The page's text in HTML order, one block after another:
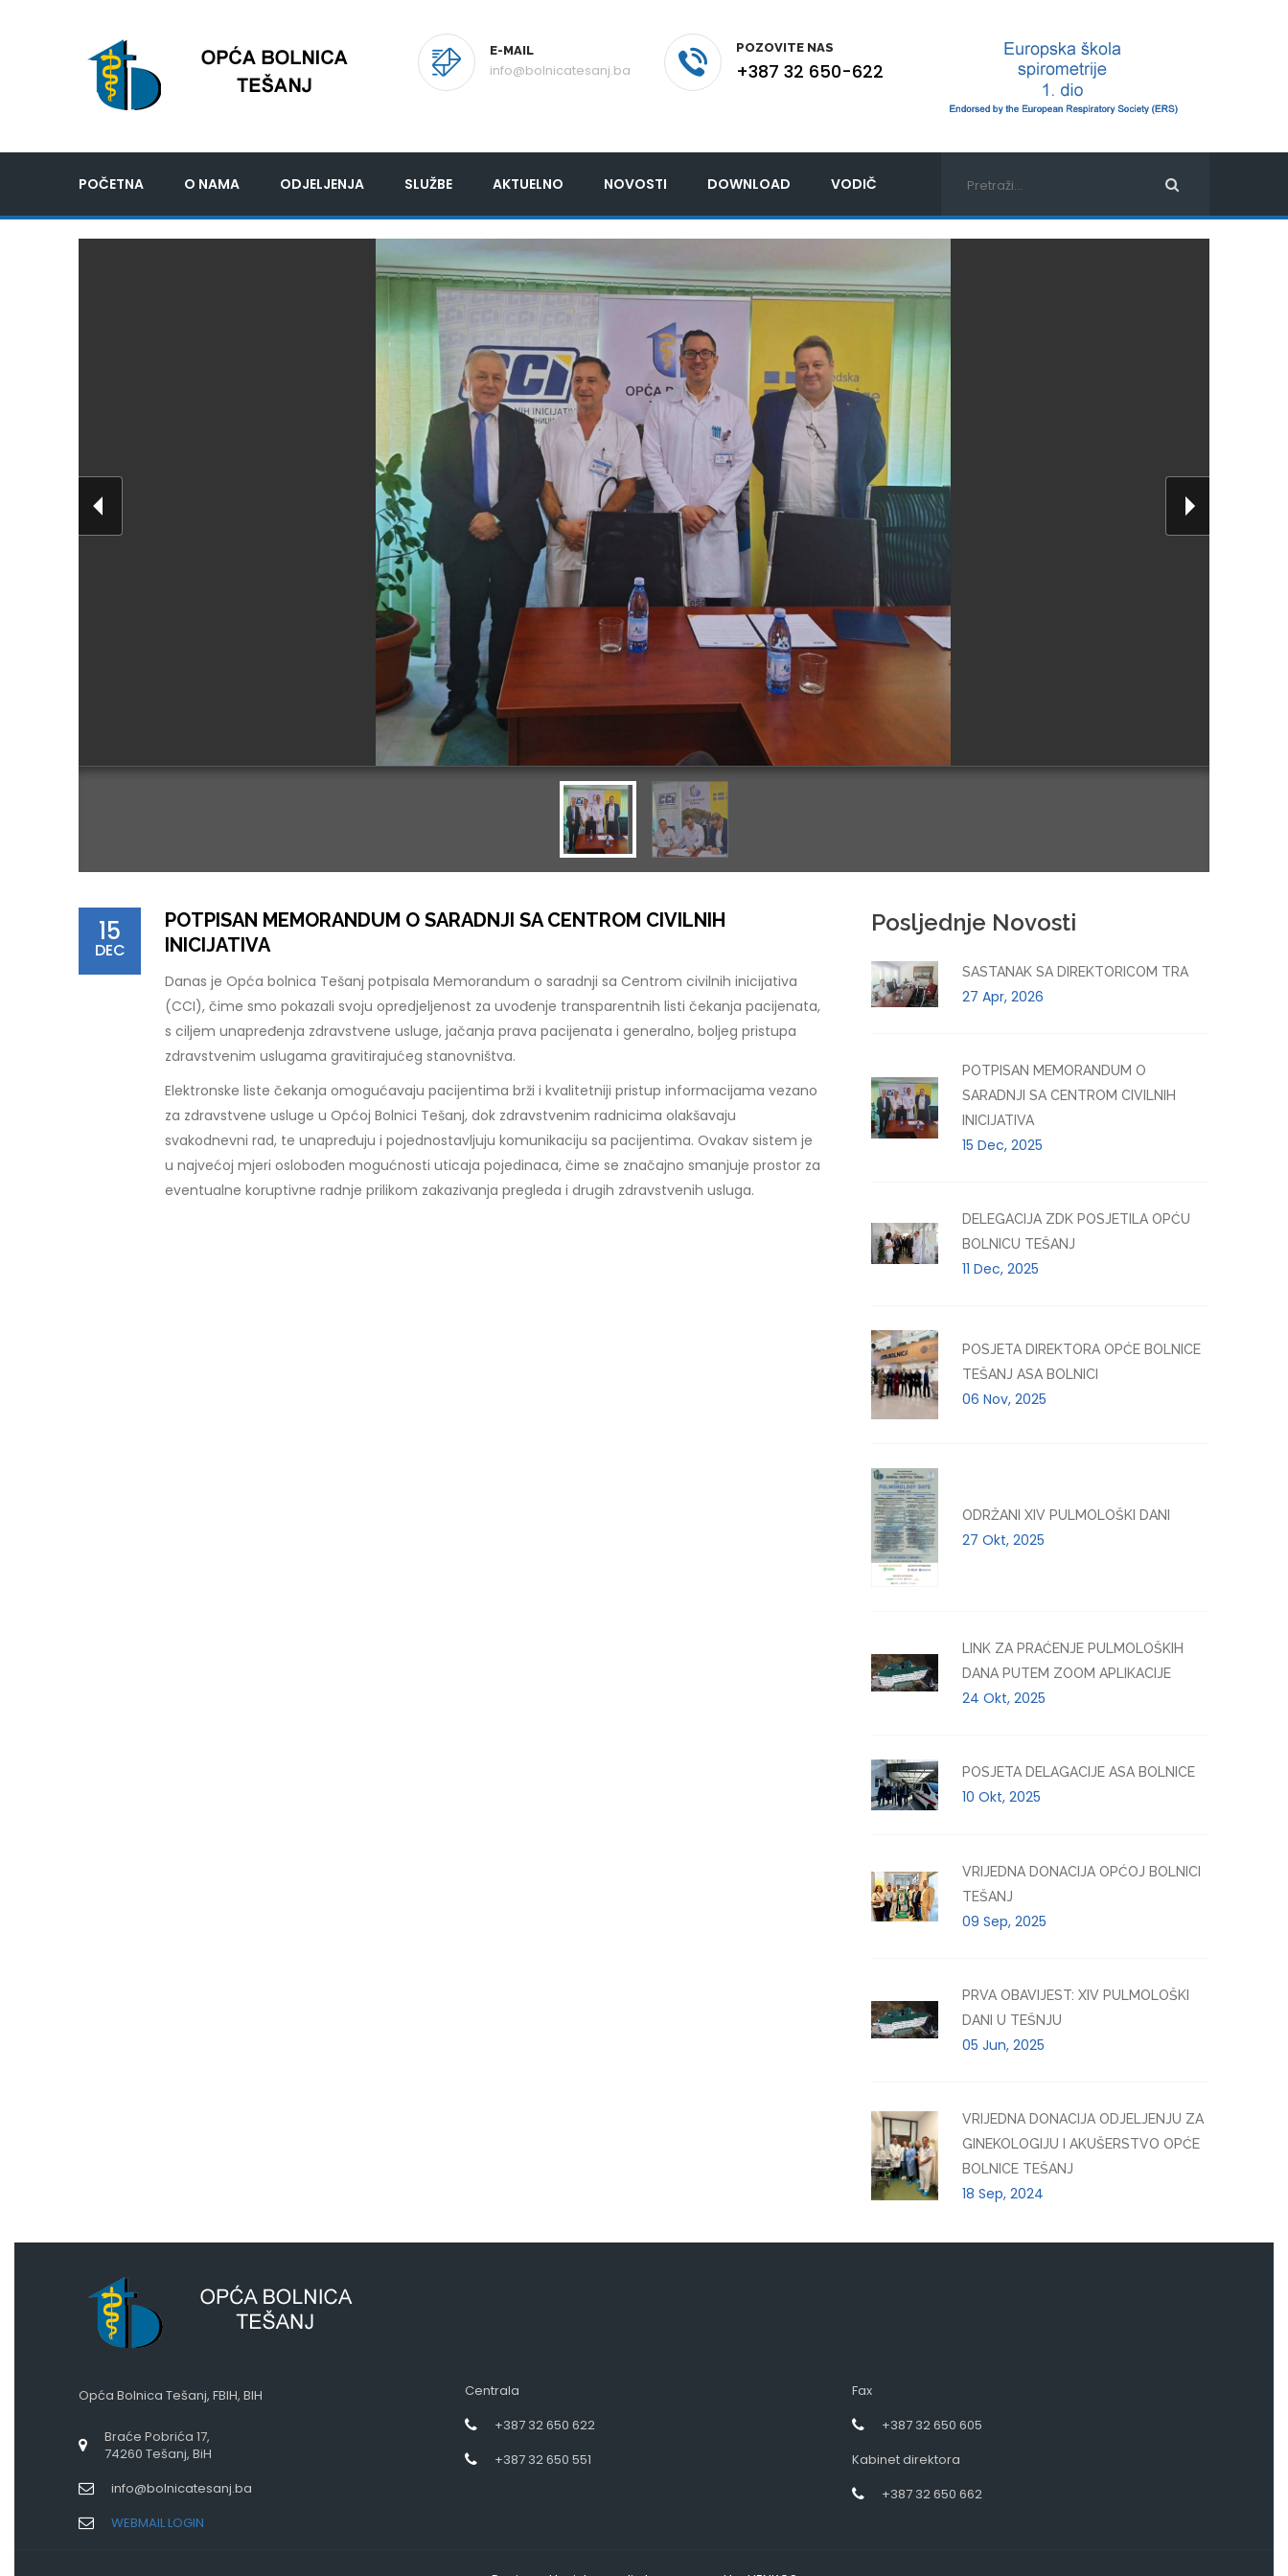
E-MAIL
info@bolnicatesanj.ba
POZOVITE NAS
+387 32 650-622
POČETNA O NAMA ODJELJENJA SLUŽBE AKTUELNO NOVOSTI DOWNLOAD VODIČ
15
DEC
POTPISAN MEMORANDUM O SARADNJI SA CENTROM CIVILNIH
INICIJATIVA
Danas je Opća bolnica Tešanj potpisala Memorandum o saradnji sa Centrom civilnih inicijativa
(CCI), čime smo pokazali svoju opredjeljenost za uvođenje transparentnih listi čekanja pacijenata,
s ciljem unapređenja zdravstvene usluge, jačanja prava pacijenata i generalno, boljeg pristupa
zdravstvenim uslugama gravitirajućeg stanovništva.
Elektronske liste čekanja omogućavaju pacijentima brži i kvalitetniji pristup informacijama vezano
za zdravstvene usluge u Općoj Bolnici Tešanj, dok zdravstvenim radnicima olakšavaju
svakodnevni rad, te unapređuju i pojednostavljuju komunikaciju sa pacijentima. Ovakav sistem je
u najvećoj mjeri oslobođen mogućnosti uticaja pojedinaca, čime se značajno smanjuje prostor za
eventualne koruptivne radnje prilikom zakazivanja pregleda i drugih zdravstvenih usluga.
Posljednje Novosti
SASTANAK SA DIREKTORICOM TRA
27 Apr, 2026
POTPISAN MEMORANDUM O
SARADNJI SA CENTROM CIVILNIH
INICIJATIVA
15 Dec, 2025
DELEGACIJA ZDK POSJETILA OPĆU
BOLNICU TEŠANJ
11 Dec, 2025
POSJETA DIREKTORA OPĆE BOLNICE
TEŠANJ ASA BOLNICI
06 Nov, 2025
ODRŽANI XIV PULMOLOŠKI DANI
27 Okt, 2025
LINK ZA PRAĆENJE PULMOLOŠKIH
DANA PUTEM ZOOM APLIKACIJE
24 Okt, 2025
POSJETA DELAGACIJE ASA BOLNICE
10 Okt, 2025
VRIJEDNA DONACIJA OPĆOJ BOLNICI
TEŠANJ
09 Sep, 2025
PRVA OBAVIJEST: XIV PULMOLOŠKI
DANI U TEŠNJU
05 Jun, 2025
VRIJEDNA DONACIJA ODJELJENJU ZA
GINEKOLOGIJU I AKUŠERSTVO OPĆE
BOLNICE TEŠANJ
18 Sep, 2024
Opća Bolnica Tešanj, FBIH, BIH
Braće Pobrića 17,
74260 Tešanj, BiH
info@bolnicatesanj.ba
WEBMAIL LOGIN
Centrala
+387 32 650 622
+387 32 650 551
Fax
+387 32 650 605
Kabinet direktora
+387 32 650 662